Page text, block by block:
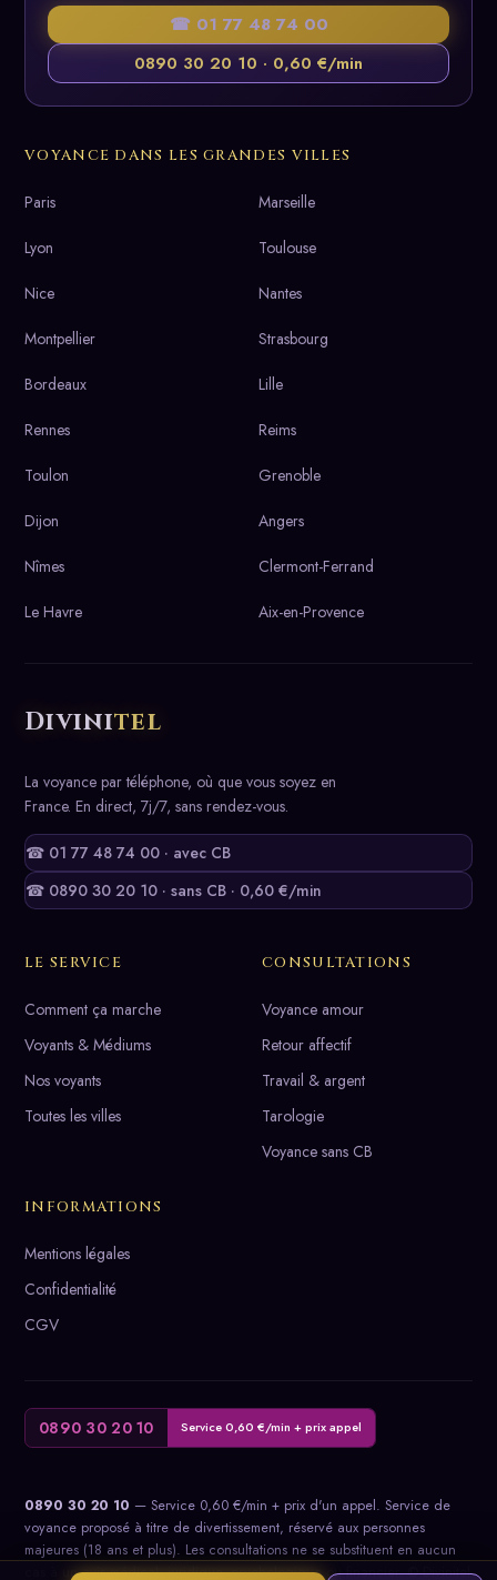
☎ 01 77 48 74 00
0890 30 20 10 · 0,60 €/min
VOYANCE DANS LES GRANDES VILLES
Paris Marseille
Lyon Toulouse
Nice Nantes
Montpellier Strasbourg
Bordeaux Lille
Rennes Reims
Toulon Grenoble
Dijon Angers
Nîmes Clermont-Ferrand
Le Havre Aix-en-Provence
Divinitel
La voyance par téléphone, où que vous soyez en
France. En direct, 7j/7, sans rendez-vous.
☎ 01 77 48 74 00 · avec CB
☎ 0890 30 20 10 · sans CB · 0,60 €/min
LE SERVICE
Comment ça marche
Voyants & Médiums
Nos voyants
Toutes les villes
CONSULTATIONS
Voyance amour
Retour affectif
Travail & argent
Tarologie
Voyance sans CB
INFORMATIONS
Mentions légales
Confidentialité
CGV
0890 30 20 10 Service 0,60 €/min + prix appel
0890 30 20 10 — Service 0,60 €/min + prix d'un appel. Service de
voyance proposé à titre de divertissement, réservé aux personnes
majeures (18 ans et plus). Les consultations ne se substituent en aucun
cas à un avis médical, juridique, psychologique ou financier. © Divinitel